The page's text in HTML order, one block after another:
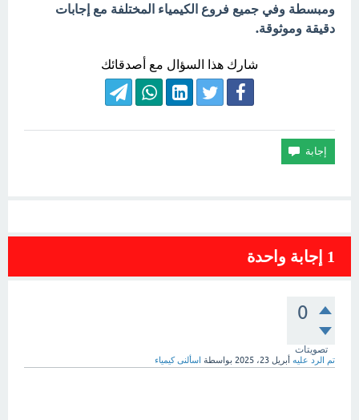
ومبسطة وفي جميع فروع الكيمياء المختلفة مع إجابات
دقيقة وموثوقة.
شارك هذا السؤال مع أصدقائك
1 إجابة واحدة
0
تصويتات
تم الرد عليه أبريل 23، 2025 بواسطة اسألنى كيمياء